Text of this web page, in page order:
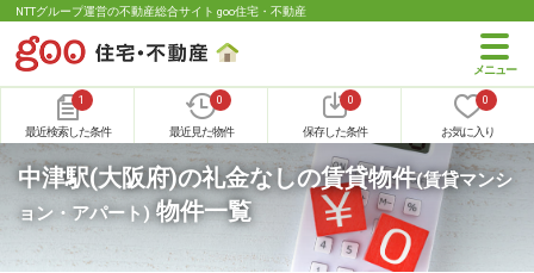
NTTグループ運営の不動産総合サイト goo住宅・不動産
1
最近検索した条件
0
最近見た物件
0
保存した条件
0
お気に入り
中津駅(大阪府)の礼金なしの賃貸物件(賃貸マンシ
ョン・アパート) 物件一覧